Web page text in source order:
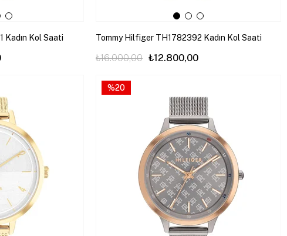
Kadın Kol Saati Tommy Hilfiger TH1782392 Kadın Kol Saati
₺12.800,00
₺16.000,00
%20